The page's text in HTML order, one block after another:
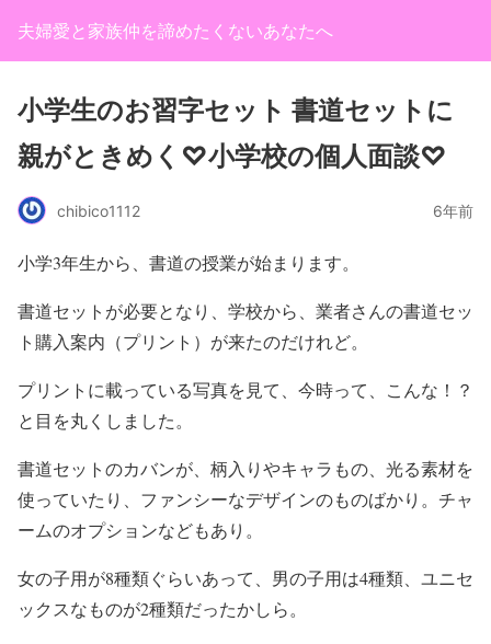
夫婦愛と家族仲を諦めたくないあなたへ
小学生のお習字セット 書道セットに
親がときめく♡小学校の個人面談♡
chibico1112 6年前
小学3年生から、書道の授業が始まります。
書道セットが必要となり、学校から、業者さんの書道セッ
ト購入案内（プリント）が来たのだけれど。
プリントに載っている写真を見て、今時って、こんな！？
と目を丸くしました。
書道セットのカバンが、柄入りやキャラもの、光る素材を
使っていたり、ファンシーなデザインのものばかり。チャ
ームのオプションなどもあり。
女の子用が8種類ぐらいあって、男の子用は4種類、ユニセ
ックスなものが2種類だったかしら。